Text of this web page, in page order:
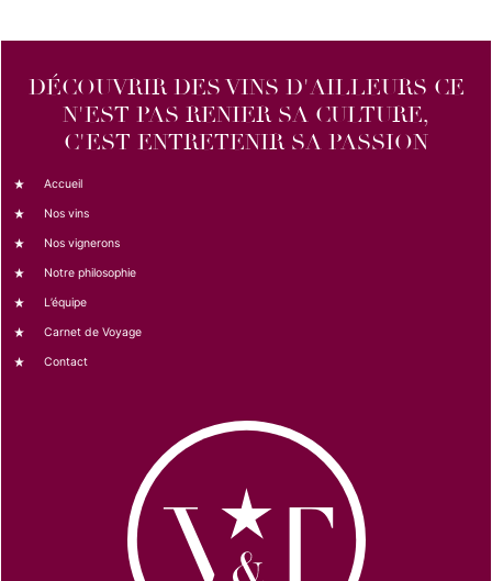
DÉCOUVRIR DES VINS D'AILLEURS CE
N'EST PAS RENIER SA CULTURE,
C'EST ENTRETENIR SA PASSION
Accueil
Nos vins
Nos vignerons
Notre philosophie
L’équipe
Carnet de Voyage
Contact